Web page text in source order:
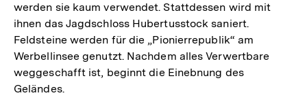
werden sie kaum verwendet. Stattdessen wird mit
ihnen das Jagdschloss Hubertusstock saniert.
Feldsteine werden für die „Pionierrepublik“ am
Werbellinsee genutzt. Nachdem alles Verwertbare
weggeschafft ist, beginnt die Einebnung des
Geländes.